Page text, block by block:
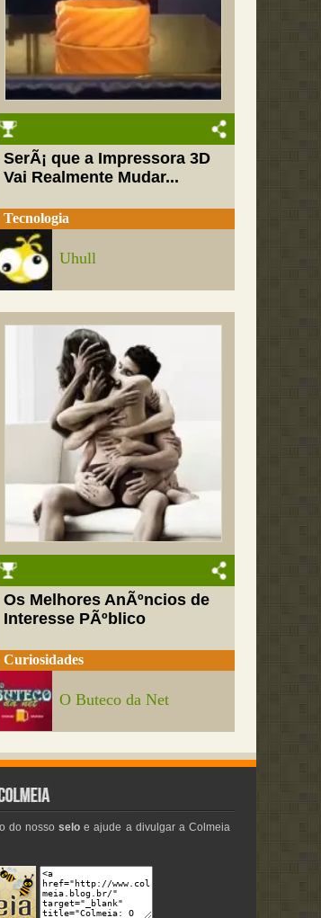
SerÃ¡ que a Impressora 3D
Vai Realmente Mudar...
Tecnologia
Uhull
Os Melhores AnÃºncios de
Interesse PÃºblico
Curiosidades
O Buteco da Net
do nossoselo e ajude a divulgar a Colmeia